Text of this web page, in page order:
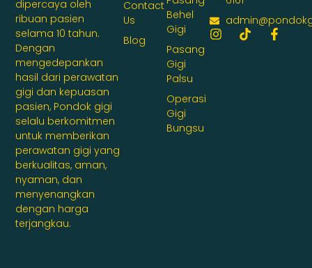
dipercaya oleh
ribuan pasien
selama 10 tahun.
Dengan
mengedepankan
hasil dari perawatan
gigi dan kepuasan
pasien, Pondok gigi
selalu berkomitmen
untuk memberikan
perawatan gigi yang
berkualitas, aman,
nyaman, dan
menyenangkan
dengan harga
terjangkau.
Behel
Gigi
Pasang
Gigi
Palsu
Operasi
Gigi
Bungsu
Contact
Us
Blog